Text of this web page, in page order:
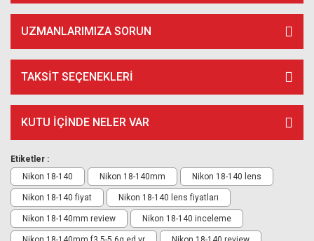
UZMANLARIMIZA SORUN
TAKSIT SEÇENEKLERI
KUTU İÇİNDE NELER VAR
Etiketler :
Nikon 18-140
Nikon 18-140mm Nikon 18-140 lens
Nikon 18-140 fiyat Nikon 18-140 lens fiyatları
Nikon 18-140mm review Nikon 18-140 inceleme